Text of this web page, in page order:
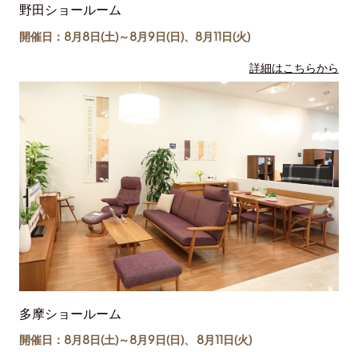
野田ショールーム
開催日：8月8日(土)～8月9日(日)、 8月11日(火)
詳細はこちらから
多摩ショールーム
開催日：8月8日(土)～8月9日(日)、 8月11日(火)